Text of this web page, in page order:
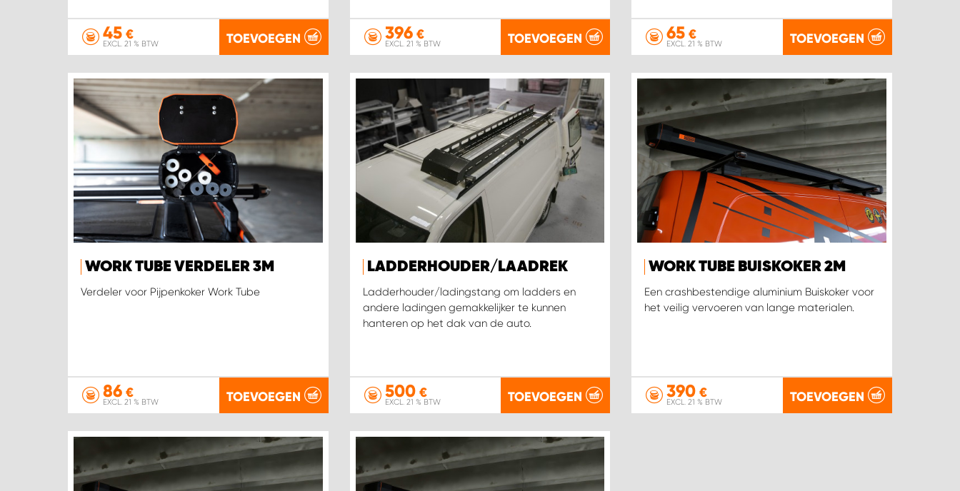
45 €
EXCL. 21 % BTW TOEVOEGEN 396€
EXCL. 21 % BTW TOEVOEGEN 65 €
EXCL. 21 % BTW TOEVOEGEN
WORK TUBE VERDELER 3M
Verdeler voor Pijpenkoker Work Tube
86 €
EXCL. 21 % BTW TOEVOEGEN
LADDERHOUDER/LAADREK
Ladderhouder/ladingstang om ladders en
andere ladingen gemakkelijker te kunnen
hanteren op het dak van de auto.
500€
EXCL. 21 % BTW TOEVOEGEN
WORK TUBE BUISKOKER 2M
Een crashbestendige aluminium Buiskoker voor
het veilig vervoeren van lange materialen.
390 €
EXCL. 21 % BTW TOEVOEGEN